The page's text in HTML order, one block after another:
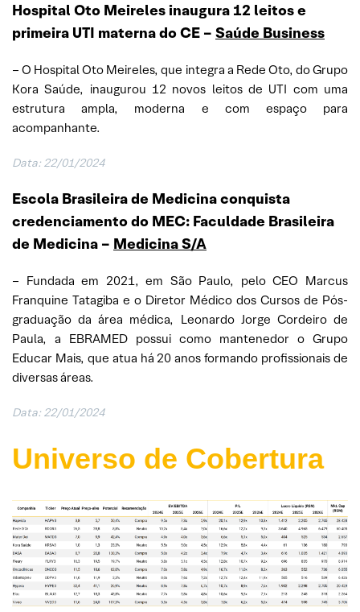
Hospital Oto Meireles inaugura 12 leitos e
primeira UTI materna do CE – Saúde Business
– O Hospital Oto Meireles, que integra a Rede Oto, do Grupo
Kora Saúde, inaugurou 12 novos leitos de UTI com uma
estrutura ampla, moderna e com espaço para
acompanhante.
Data: 22/01/2024
Escola Brasileira de Medicina conquista
credenciamento do MEC: Faculdade Brasileira
de Medicina – Medicina S/A
– Fundada em 2021, em São Paulo, pelo CEO Marcus
Franquine Tatagiba e o Diretor Médico dos Cursos de Pós-
graduação da área médica, Leonardo Jorge Cordeiro de
Paula, a EBRAMED possui como mantenedor o Grupo
Educar Mais, que atua há 20 anos formando profissionais de
diversas áreas.
Data: 22/01/2024
Universo de Cobertura